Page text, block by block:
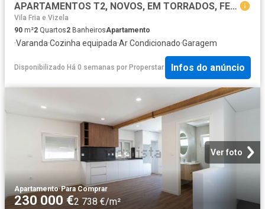
APARTAMENTOS T2, NOVOS, EM TORRADOS, FELGUEIRAS
Vila Fria e Vizela
90 m²2 Quartos2 BanheirosApartamento
·Varanda·Cozinha equipada·Ar Condicionado·Garagem
Disponibilizado Há 0 semanas por Properstar Infos do anúncio
Ver foto
Apartamento·Para Comprar
230 000 €2 738 €/m²